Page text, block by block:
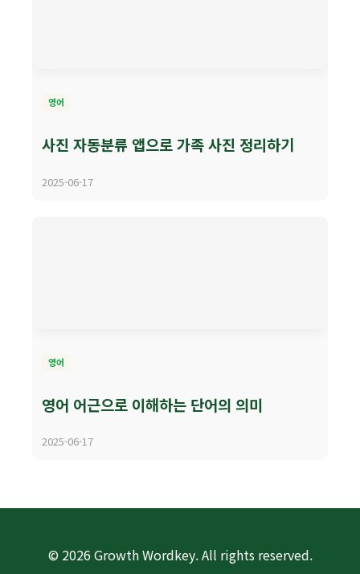
영어
사진 자동분류 앱으로 가족 사진 정리하기
2025-06-17
영어
영어 어근으로 이해하는 단어의 의미
2025-06-17
© 2026 Growth Wordkey. All rights reserved.